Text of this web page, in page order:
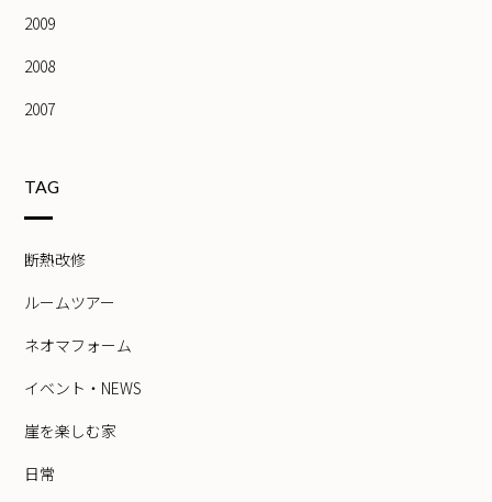
2009
2008
2007
TAG
断熱改修
ルームツアー
ネオマフォーム
イベント・NEWS
崖を楽しむ家
日常